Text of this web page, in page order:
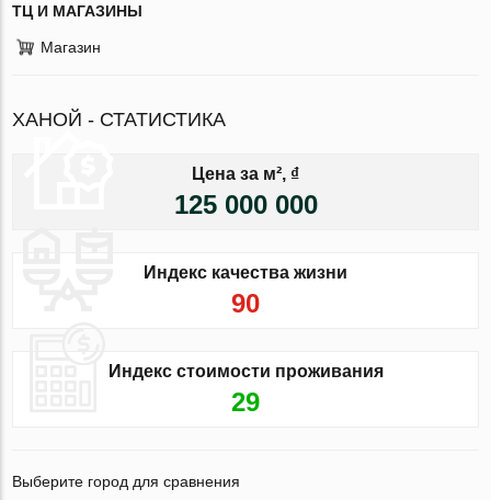
ТЦ И МАГАЗИНЫ
Магазин
ХАНОЙ - СТАТИСТИКА
Цена за м², ₫
125 000 000
Индекс качества жизни
90
Индекс стоимости проживания
29
Выберите город для сравнения